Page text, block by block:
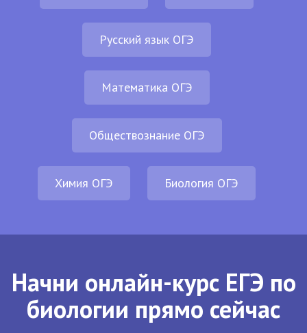
Русский язык ОГЭ
Математика ОГЭ
Обществознание ОГЭ
Химия ОГЭ Биология ОГЭ
Начни онлайн-курс ЕГЭ по
биологии прямо сейчас